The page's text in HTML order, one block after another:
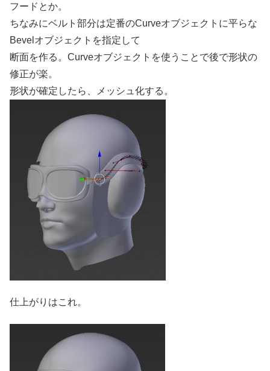
フードとか。
ちなみにベルト部分は定番のCurveオブジェクトに平らな
Bevelオブジェクトを指定して
断面を作る。Curveオブジェクトを使うことで後で形状の
修正が楽。
形状が確定したら、メッシュ化する。
仕上がりはこれ。